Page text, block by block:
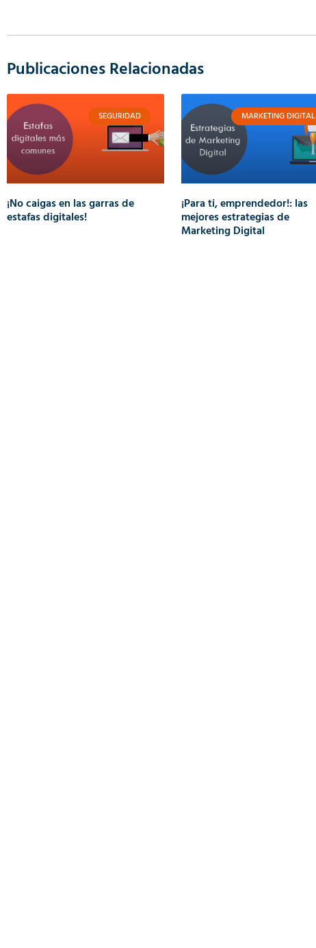
Publicaciones Relacionadas
SEGURIDAD
¡No caigas en las garras de
estafas digitales!
MARKETING DIGITAL
¡Para ti, emprendedor!: las
mejores estrategias de
Marketing Digital